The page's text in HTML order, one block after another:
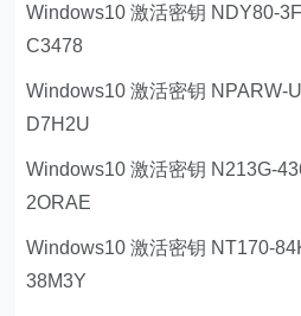
Windows10 激活密钥 NDY80-
C3478
Windows10 激活密钥 NPARW-
D7H2U
Windows10 激活密钥 N213G-
2ORAE
Windows10 激活密钥 NT170-
38M3Y